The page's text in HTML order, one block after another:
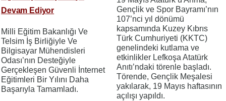
Devam Ediyor
Milli Eğitim Bakanlığı Ve
Telsim İş Birliğiyle Ve
Bilgisayar Mühendisleri
Odası’nın Desteğiyle
Gerçekleşen Güvenli İnternet
Eğitimleri Bir Yılını Daha
Başarıyla Tamamladı.
Gençlik ve Spor Bayramı’nın
107’nci yıl dönümü
kapsamında Kuzey Kıbrıs
Türk Cumhuriyeti (KKTC)
genelindeki kutlama ve
etkinlikler Lefkoşa Atatürk
Anıtı’ndaki törenle başladı.
Törende, Gençlik Meşalesi
yakılarak, 19 Mayıs haftasının
açılışı yapıldı.